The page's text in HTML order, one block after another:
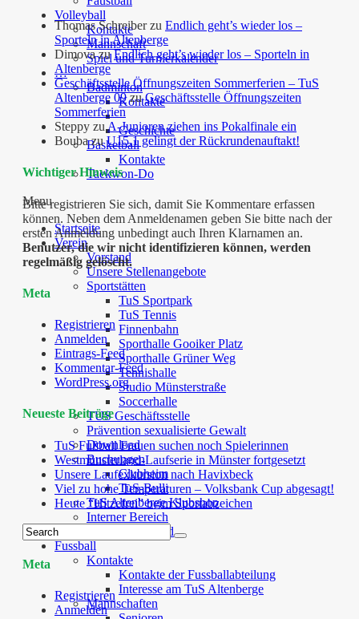
Volleyball
Kontakte
Mannschaft
Spiel und Turnierkalender
…
Badminton
Kontakte
Geschichte
Basketball
Kontakte
Taekwon-Do
Menu
Startseite
Verein
Vorstand
Unsere Stellenangebote
Sportstätten
TuS Sportpark
TuS Tennis
Finnenbahn
Sporthalle Gooiker Platz
Sporthalle Grüner Weg
Tennishalle
Studio Münsterstraße
Soccerhalle
TUS Geschäftsstelle
Prävention sexualisierte Gewalt
Download
Buchungen
Clubheim
TuS-Bulli
TuS Altenberge Klubshop
Interner Bereich
TuS Cloud
Fussball
Kontakte
Kontakte der Fussballabteilung
Interesse am TuS Altenberge
Mannschaften
Thomas Schreiberzu Endlich geht’s wieder los –
Sporteln in Altenberge
DimovazuEndlich geht’s wieder los – Sporteln in
Altenberge
Geschäftsstelle Öffnungszeiten Sommerferien – TuS
Altenberge 09zuGeschäftsstelle Öffnungszeiten
Sommerferien
Steppy zuA-Junioren ziehen ins Pokalfinale ein
BoubazuU15.1 gelingt der Rückrundenauftakt!
Wichtiger Hinweis
Bitte registrieren Sie sich, damit Sie Kommentare erfassen
können. Neben dem Anmeldenamen geben Sie bitte nach der
ersten Anmeldung unbedingt auch Ihren Klarnamen an.
Benutzer, die wir nicht identifizieren können, werden
regelmäßig gelöscht.
Meta
Registrieren
Anmelden
Eintrags-Feed
Kommentar-Feed
WordPress.org
Neueste Beiträge
TuS Fußball Frauen suchen noch Spielerinnen
Westmünsterland-Laufserie in Münster fortgesetzt
Unsere Laufexkursion nach Havixbeck
Viel zu hohe Temperaturen – Volksbank Cup abgesagt!
Heute “Hitzefrei” beim Sportabzeichen
Meta
Registrieren
Anmelden